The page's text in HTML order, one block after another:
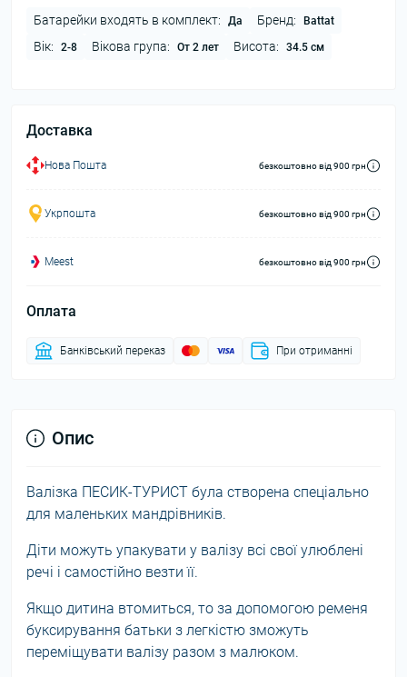
Батарейки входять в комплект: Да Бренд: Battat
Вік: 2-8 Вікова група: От 2 лет Висота: 34.5 см
Доставка
Нова Пошта безкоштовно від 900 грн
Укрпошта безкоштовно від 900 грн
Meest безкоштовно від 900 грн
Оплата
Банківський переказ При отриманні
Опис
Валізка ПЕСИК-ТУРИСТ була створена спеціально
для маленьких мандрівників.
Діти можуть упакувати у валізу всі свої улюблені
речі і самостійно везти її.
Якщо дитина втомиться, то за допомогою ременя
буксирування батьки з легкістю зможуть
переміщувати валізу разом з малюком.